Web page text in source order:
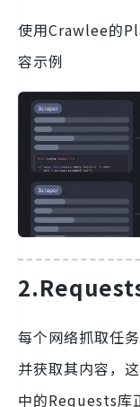
使用Crawlee的
容示例
每个网络抓取任
并获取其内容，
中的Requests